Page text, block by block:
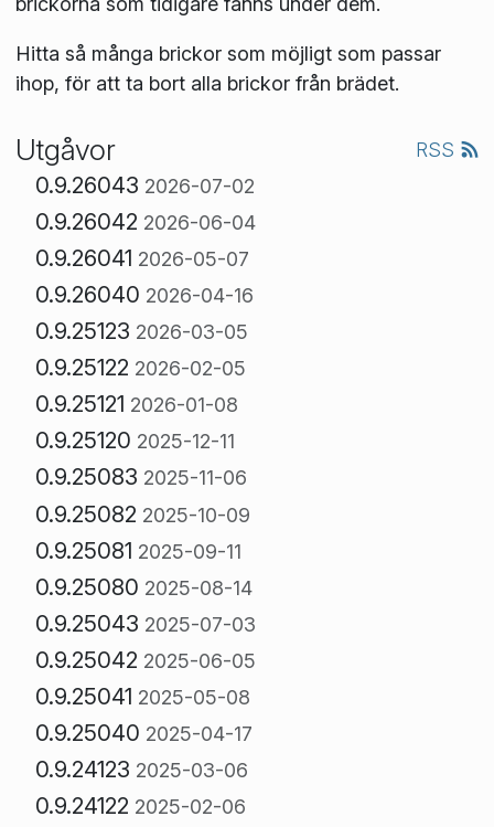
Hitta så många brickor som möjligt som passar
ihop, för att ta bort alla brickor från brädet.
Utgåvor RSS
0.9.26043 2026-07-02
0.9.26042 2026-06-04
0.9.26041 2026-05-07
0.9.26040 2026-04-16
0.9.25123 2026-03-05
0.9.25122 2026-02-05
0.9.25121 2026-01-08
0.9.25120 2025-12-11
0.9.25083 2025-11-06
0.9.25082 2025-10-09
0.9.25081 2025-09-11
0.9.25080 2025-08-14
0.9.25043 2025-07-03
0.9.25042 2025-06-05
0.9.25041 2025-05-08
0.9.25040 2025-04-17
0.9.24123 2025-03-06
0.9.24122 2025-02-06